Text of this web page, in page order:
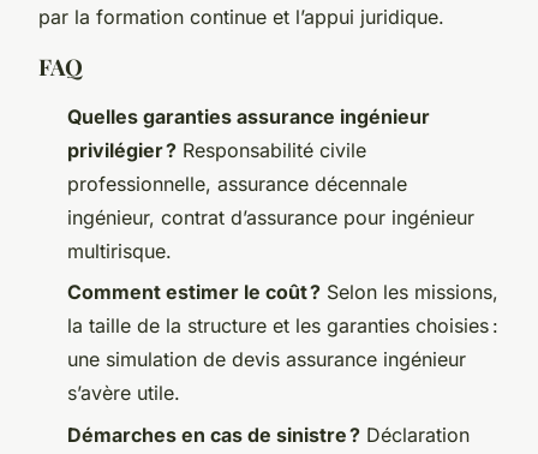
par la formation continue et l’appui juridique.
FAQ
Quelles garanties assurance ingénieur
privilégier ? Responsabilité civile
professionnelle, assurance décennale
ingénieur, contrat d’assurance pour ingénieur
multirisque.
Comment estimer le coût ? Selon les missions,
la taille de la structure et les garanties choisies :
une simulation de devis assurance ingénieur
s’avère utile.
Démarches en cas de sinistre ? Déclaration